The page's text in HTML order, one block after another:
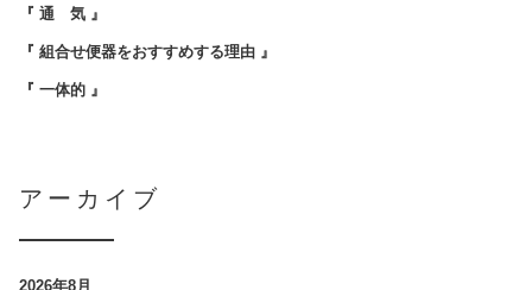
『 通 気 』
『 組合せ便器をおすすめする理由 』
『 一体的 』
アーカイブ
2026年8月